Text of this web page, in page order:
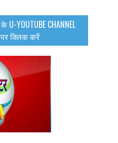
U-YOUTUBE CHANNEL
पर क्लिक करें